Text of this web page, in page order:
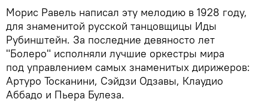
Морис Равель написал эту мелодию в 1928 году,
для знаменитой русской танцовщицы Иды
Рубинштейн. За последние девяносто лет
"Болеро" исполняли лучшие оркестры мира
под управлением самых знаменитых дирижеров:
Артуро Тосканини, Сэйдзи Одзавы, Клаудио
Аббадо и Пьера Булеза.